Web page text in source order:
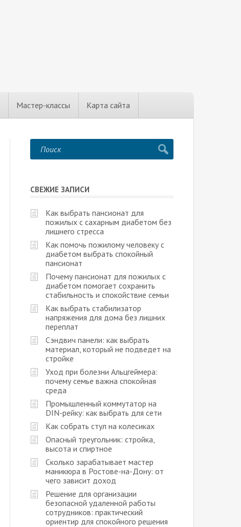
Мастер-классы Карта сайта
СВЕЖИЕ ЗАПИСИ
Как выбрать пансионат для
пожилых с сахарным диабетом без
лишнего стресса
Как помочь пожилому человеку с
диабетом выбрать спокойный
пансионат
Почему пансионат для пожилых с
диабетом помогает сохранить
стабильность и спокойствие семьи
Как выбрать стабилизатор
напряжения для дома без лишних
переплат
Сэндвич панели: как выбрать
материал, который не подведет на
стройке
Уход при болезни Альцгеймера:
почему семье важна спокойная
среда
Промышленный коммутатор на
DIN-рейку: как выбрать для сети
Как собрать стул на колесиках
Опасный треугольник: стройка,
высота и спиртное
Сколько зарабатывает мастер
маникюра в Ростове-на-Дону: от
чего зависит доход
Решение для организации
безопасной удаленной работы
сотрудников: практический
ориентир для спокойного решения